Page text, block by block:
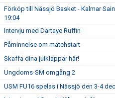
Förköp till Nässjö Basket - Kalmar
19:04
Intervju med Dartaye Ruffin
Påminnelse om matchstart
Skaffa dina julklappar här!
Ungdoms-SM omgång 2
USM FU16 spelas i Nässjö den 3-4